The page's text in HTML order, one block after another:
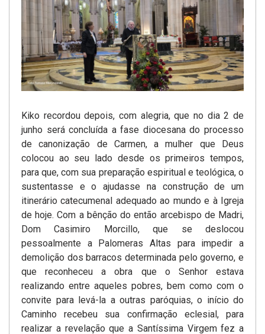
Kiko recordou depois, com alegria, que no dia 2 de
junho será concluída a fase diocesana do processo
de canonização de Carmen, a mulher que Deus
colocou ao seu lado desde os primeiros tempos,
para que, com sua preparação espiritual e teológica, o
sustentasse e o ajudasse na construção de um
itinerário catecumenal adequado ao mundo e à Igreja
de hoje. Com a bênção do então arcebispo de Madri,
Dom Casimiro Morcillo, que se deslocou
pessoalmente a Palomeras Altas para impedir a
demolição dos barracos determinada pelo governo, e
que reconheceu a obra que o Senhor estava
realizando entre aqueles pobres, bem como com o
convite para levá-la a outras paróquias, o início do
Caminho recebeu sua confirmação eclesial, para
realizar a revelação que a Santíssima Virgem fez a